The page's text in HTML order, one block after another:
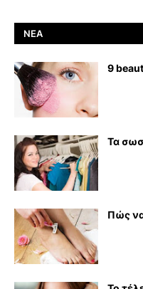
ΝΈΑ
9
Τα
Πώς